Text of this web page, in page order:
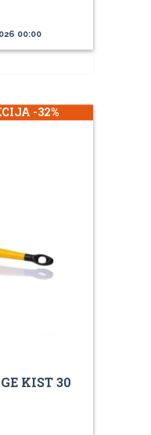
00:00
-32%
KIST 30